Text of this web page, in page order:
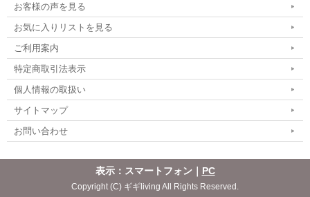
お客様の声を見る
お気に入りリストを見る
ご利用案内
特定商取引法表示
個人情報の取扱い
サイトマップ
お問い合わせ
表示：スマートフォン｜ PC
Copyright (C) ギギliving All Rights Reserved.